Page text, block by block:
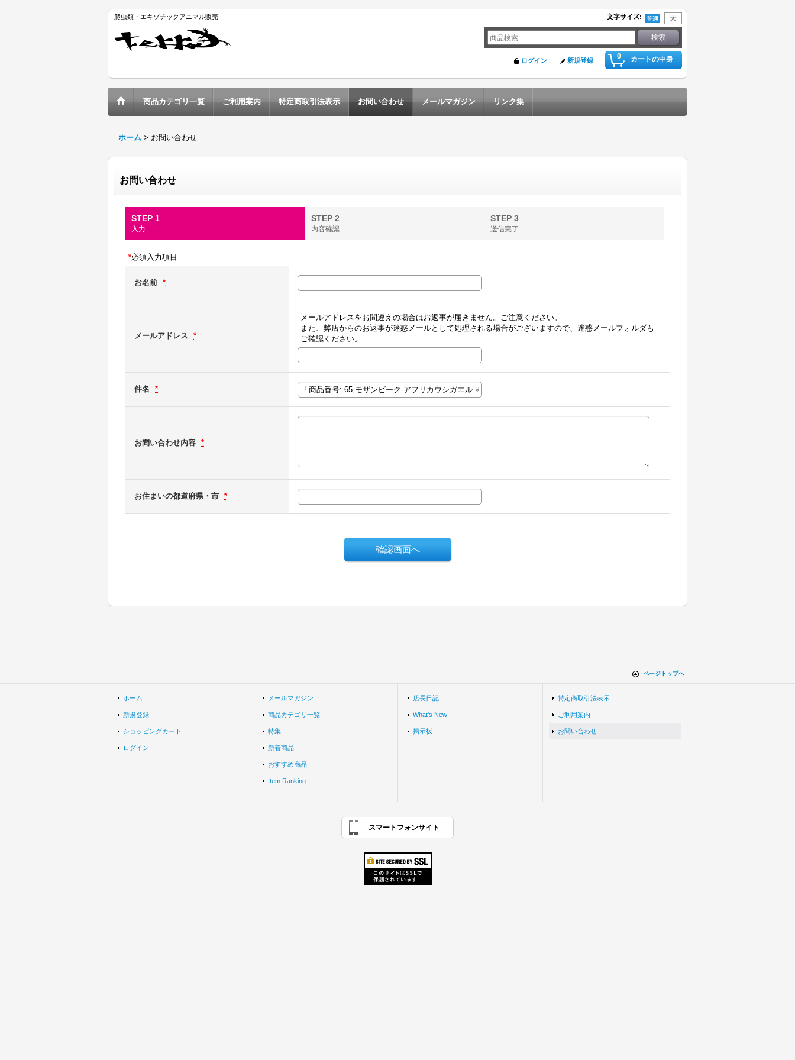
爬虫類・エキゾチックアニマル販売 文字サイズ:
0 カートの中身
ログイン 新規登録
商品カテゴリ一覧 ご利用案内 特定商取引法表示 お問い合わせ メールマガジン リンク集
ホーム > お問い合わせ
お問い合わせ
STEP 1
入力
STEP 2
内容確認
STEP 3
送信完了
*必須入力項目
お名前 *
メールアドレス *
メールアドレスをお間違えの場合はお返事が届きません。ご注意ください。
また、弊店からのお返事が迷惑メールとして処理される場合がございますので、迷惑メールフォルダも
ご確認ください。
件名 *
お問い合わせ内容 *
お住まいの都道府県・市 *
ページトップへ
ホーム
新規登録
ショッピングカート
ログイン
メールマガジン
商品カテゴリ一覧
特集
新着商品
おすすめ商品
Item Ranking
店長日記
What's New
掲示板
特定商取引法表示
ご利用案内
お問い合わせ
スマートフォンサイト